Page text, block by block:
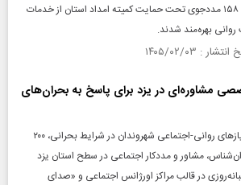
طی سال گذشته، ۱۶ هزار و ۱۵۸ مددجوی تحت حمایت کمیته امداد استان از خدمات
بهره‌مند شدند.
۲۰۰ تیم تخصصی مشاوره‌ای در یزد برای پاسخ به بحران‌های
در راستای پاسخگویی به نیازهای روانی-اجتماعی شهروندان در شرایط بحرانی، ۲۰۰
مشاور و مددکار اجتماعی در سطح استان یزد
در قالب مراکز اورژانس اجتماعی و «صدای